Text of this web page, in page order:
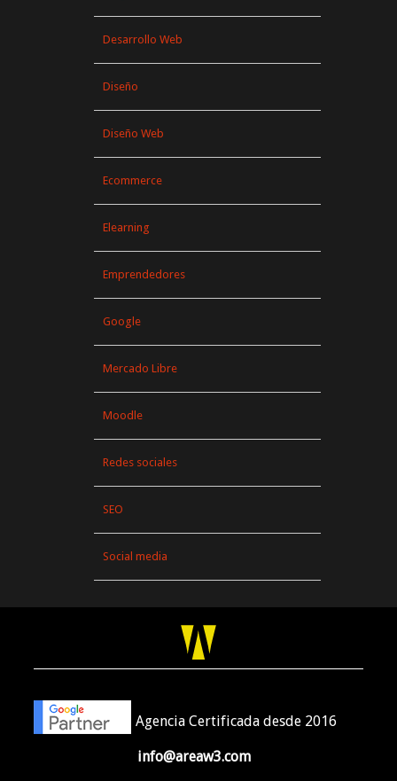
Desarrollo Web
Diseño
Diseño Web
Ecommerce
Elearning
Emprendedores
Google
Mercado Libre
Moodle
Redes sociales
SEO
Social media
Agencia Certificada desde 2016
info@areaw3.com